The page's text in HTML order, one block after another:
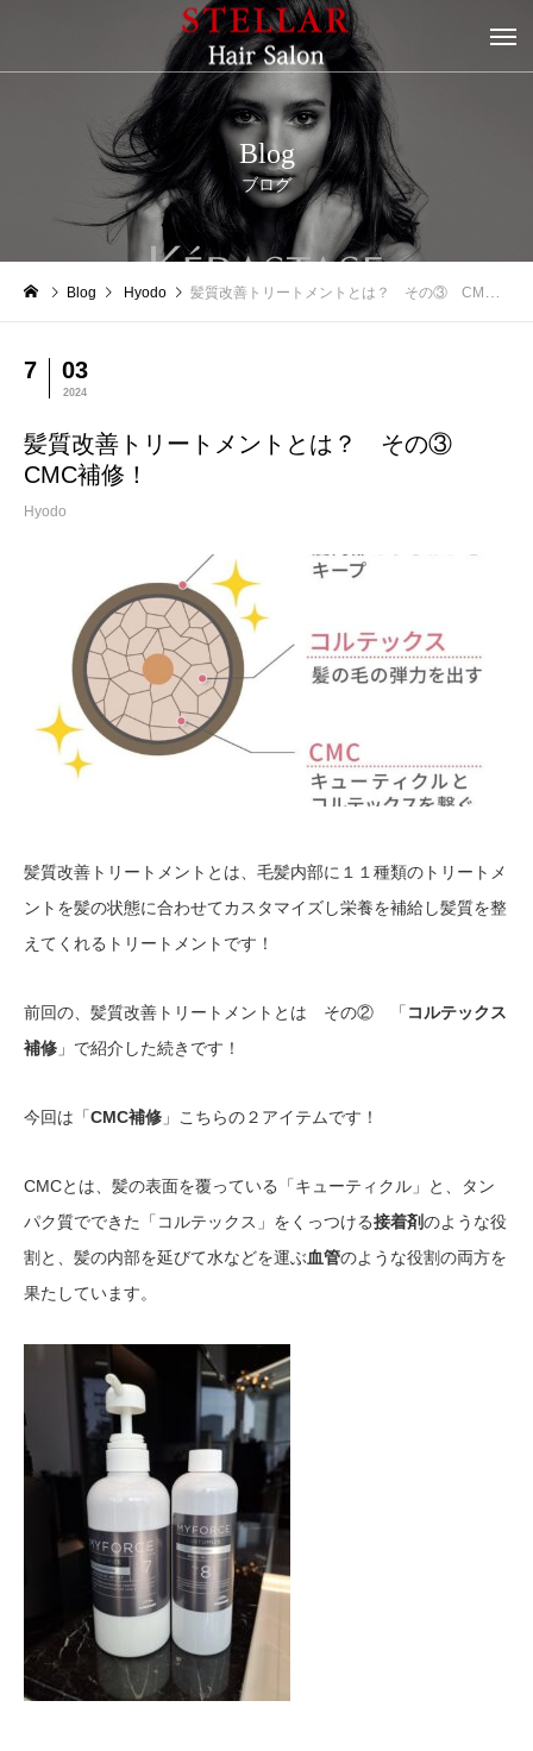
Blog
ブログ
Blog Hyodo 髪質改善トリートメントとは？ その③ CMC補修！
7 03
2024
髪質改善トリートメントとは？ その③
CMC補修！
Hyodo
髪質改善トリートメントとは、毛髪内部に１１種類のトリートメ
ントを髪の状態に合わせてカスタマイズし栄養を補給し髪質を整
えてくれるトリートメントです！
前回の、髪質改善トリートメントとは その② 「 コルテックス
補修 」で紹介した続きです！
今回は「CMC補修 」こちらの２アイテムです！
CMCとは、髪の表面を覆っている「キューティクル」と、タン
パク質でできた「コルテックス」をくっつける接着剤のような役
割と、髪の内部を延びて水などを運ぶ血管のような役割の両方を
果たしています。